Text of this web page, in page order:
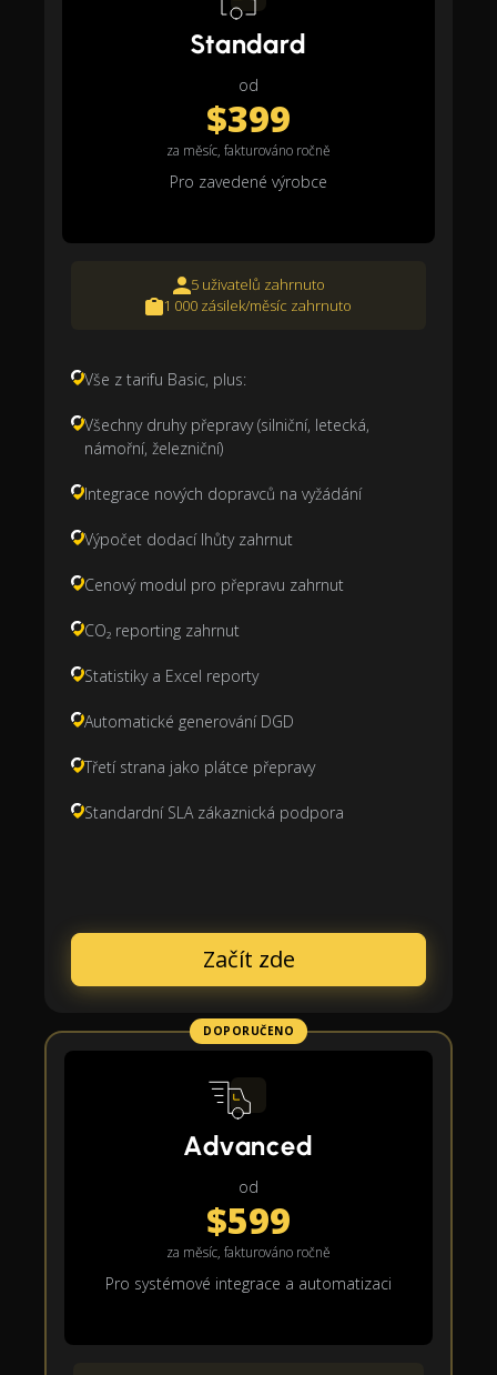
Standard
od
$399
za měsíc, fakturováno ročně
Pro zavedené výrobce
5 uživatelů zahrnuto
1 000 zásilek/měsíc zahrnuto
Vše z tarifu Basic, plus:
Všechny druhy přepravy (silniční, letecká,
námořní, železniční)
Integrace nových dopravců na vyžádání
Výpočet dodací lhůty zahrnut
Cenový modul pro přepravu zahrnut
CO₂ reporting zahrnut
Statistiky a Excel reporty
Automatické generování DGD
Třetí strana jako plátce přepravy
Standardní SLA zákaznická podpora
Začít zde
DOPORUČENO
Advanced
od
$599
za měsíc, fakturováno ročně
Pro systémové integrace a automatizaci